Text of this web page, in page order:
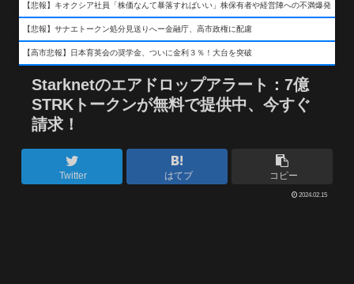
【悲報】キオクシア社員「株価なんて暴落すればいい」株保有者や経営陣への不満爆発
【悲報】サナエトークン処分見送りへー金融庁、高市政権に配慮
【高市悲報】日本育英会の奨学金、ついに金利３％！大台を突破
Starknetのエアドロップアラート：7億
STRKトークンが無料で提供中、今すぐ
請求！
Twitter はてブ コピー
2024.02.15